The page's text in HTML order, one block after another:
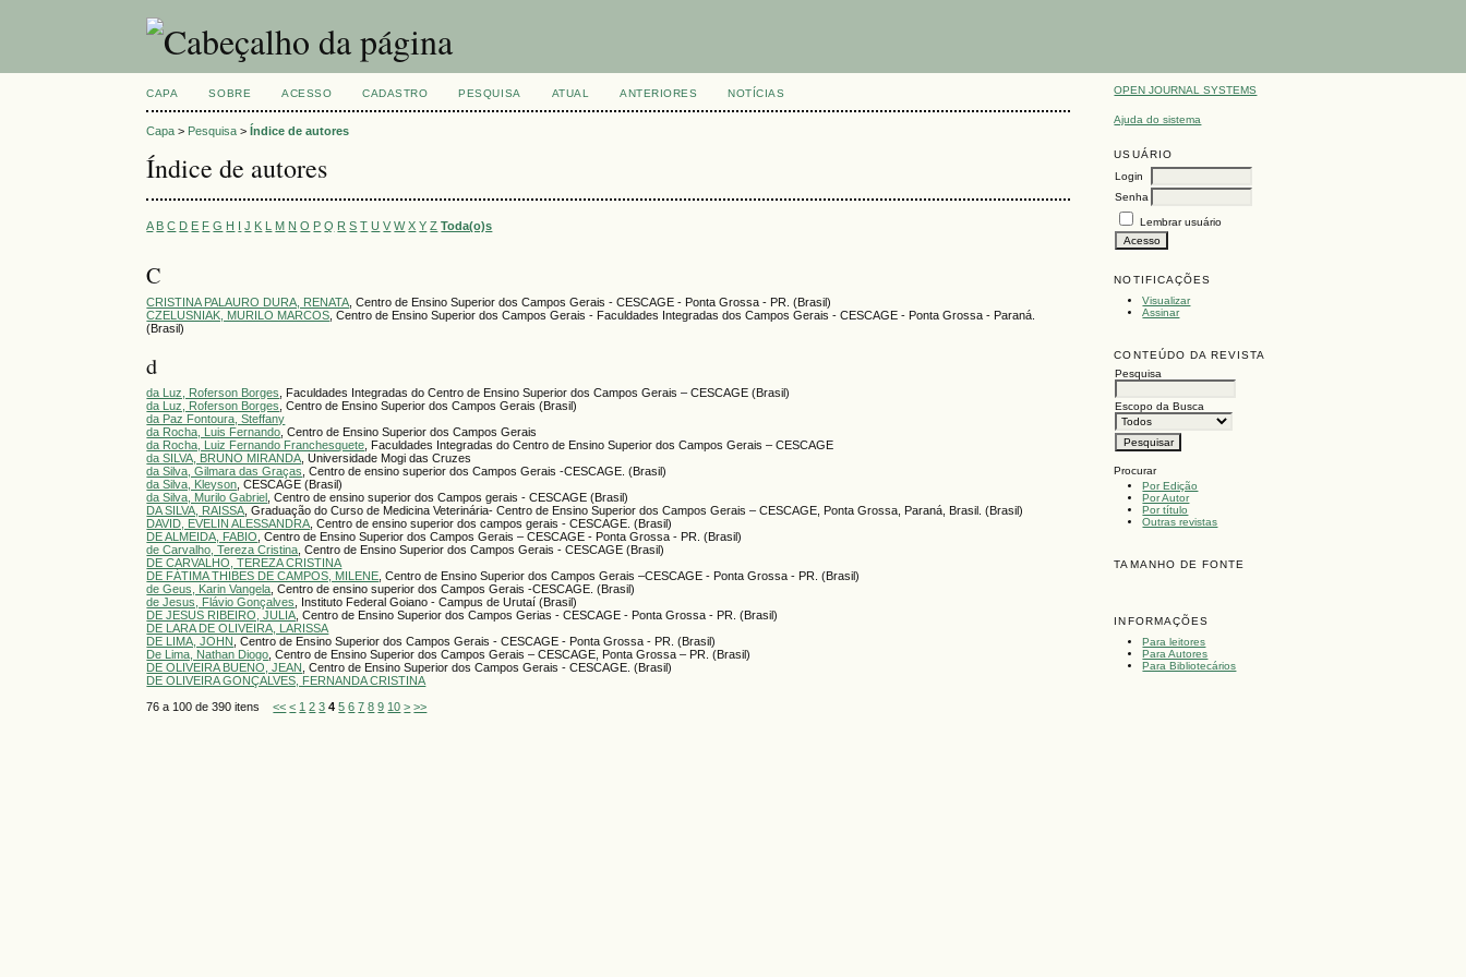
OPEN JOURNAL SYSTEMS
Ajuda do sistema
USUÁRIO
Login
Senha
Lembrar usuário
NOTIFICAÇÕES
Visualizar
Assinar
CONTEÚDO DA REVISTA
Pesquisa
Escopo da Busca
Procurar
Por Edição
Por Autor
Por título
Outras revistas
TAMANHO DE FONTE
INFORMAÇÕES
Para leitores
Para Autores
Para Bibliotecários
CAPA SOBRE ACESSO CADASTRO PESQUISA ATUAL ANTERIORES NOTÍCIAS
Capa > Pesquisa >Índice de autores
Índice de autores
A B C D E F G H I J K L M N O P Q R S T U V W X Y Z Toda(o)s
C
CRISTINA PALAURO DURA, RENATA , Centro de Ensino Superior dos Campos Gerais - CESCAGE - Ponta Grossa - PR. (Brasil)
CZELUSNIAK, MURILO MARCOS , Centro de Ensino Superior dos Campos Gerais - Faculdades Integradas dos Campos Gerais - CESCAGE - Ponta Grossa - Paraná.
(Brasil)
d
da Luz, Roferson Borges, Faculdades Integradas do Centro de Ensino Superior dos Campos Gerais – CESCAGE (Brasil)
da Luz, Roferson Borges, Centro de Ensino Superior dos Campos Gerais (Brasil)
da Paz Fontoura, Steffany
da Rocha, Luis Fernando, Centro de Ensino Superior dos Campos Gerais
da Rocha, Luiz Fernando Franchesquete, Faculdades Integradas do Centro de Ensino Superior dos Campos Gerais – CESCAGE
da SILVA, BRUNO MIRANDA, Universidade Mogi das Cruzes
da Silva, Gilmara das Graças, Centro de ensino superior dos Campos Gerais -CESCAGE. (Brasil)
da Silva, Kleyson, CESCAGE (Brasil)
da Silva, Murilo Gabriel , Centro de ensino superior dos Campos gerais - CESCAGE (Brasil)
DA SILVA, RAISSA, Graduação do Curso de Medicina Veterinária- Centro de Ensino Superior dos Campos Gerais – CESCAGE, Ponta Grossa, Paraná, Brasil. (Brasil)
DAVID, EVELIN ALESSANDRA, Centro de ensino superior dos campos gerais - CESCAGE. (Brasil)
DE ALMEIDA, FABIO, Centro de Ensino Superior dos Campos Gerais – CESCAGE - Ponta Grossa - PR. (Brasil)
de Carvalho, Tereza Cristina, Centro de Ensino Superior dos Campos Gerais - CESCAGE (Brasil)
DE CARVALHO, TEREZA CRISTINA
DE FÁTIMA THIBES DE CAMPOS, MILENE, Centro de Ensino Superior dos Campos Gerais –CESCAGE - Ponta Grossa - PR. (Brasil)
de Geus, Karin Vangela, Centro de ensino superior dos Campos Gerais -CESCAGE. (Brasil)
de Jesus, Flávio Gonçalves, Instituto Federal Goiano - Campus de Urutaí (Brasil)
DE JESUS RIBEIRO, JULIA, Centro de Ensino Superior dos Campos Gerias - CESCAGE - Ponta Grossa - PR. (Brasil)
DE LARA DE OLIVEIRA, LARISSA
DE LIMA, JOHN, Centro de Ensino Superior dos Campos Gerais - CESCAGE - Ponta Grossa - PR. (Brasil)
De Lima, Nathan Diogo, Centro de Ensino Superior dos Campos Gerais – CESCAGE, Ponta Grossa – PR. (Brasil)
DE OLIVEIRA BUENO, JEAN, Centro de Ensino Superior dos Campos Gerais - CESCAGE. (Brasil)
DE OLIVEIRA GONÇALVES, FERNANDA CRISTINA
76 a 100 de 390 itens<< < 1 2 3 4 5 6 7 8 9 10 > >>